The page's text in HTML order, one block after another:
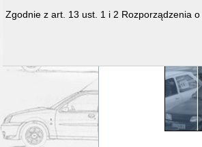
Zgodnie z art. 13 ust. 1 i 2 Rozporządzenia